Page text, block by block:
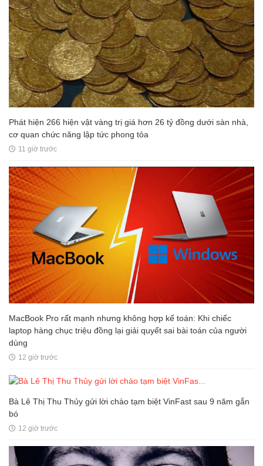
Phát hiện 266 hiện vật vàng trị giá hơn 26 tỷ đồng dưới sàn nhà,
cơ quan chức năng lập tức phong tỏa
11 giờ trước
MacBook Pro rất mạnh nhưng không hợp kế toán: Khi chiếc
laptop hàng chục triệu đồng lại giải quyết sai bài toán của người
dùng
12 giờ trước
Bà Lê Thị Thu Thủy gửi lời chào tạm biệt VinFast sau 9 năm gắn
bó
12 giờ trước